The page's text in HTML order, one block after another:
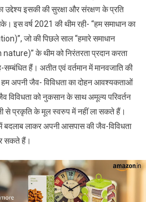
उद्देश्य इसकी की सुरक्षा और संरक्षण के प्रति
इस वर्ष 2021 की थीम रही- “हम समाधान का
जो की पिछले साल “हमारे समाधान
के थीम को निरंतरता प्रदान करता
हैं। अतीत एवं वर्तमान में मानवजाति की
हम अपनी जैव- विविधता का दोहन आवश्यकताओं
को नुकसान के साथ अमूल्य परिवर्तन
से प्रकृति के मूल स्वरुप में नहीं ला सकते हैं।
लाकर अपनी आसपास की जैव-विविधता
सकते हैं।